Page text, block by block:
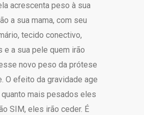
acrescenta peso à sua
a sua mama, com seu
tecido conectivo,
e a sua pele quem irão
novo peso da prótese
O efeito da gravidade age
mais pesados eles
SIM, eles irão ceder. É